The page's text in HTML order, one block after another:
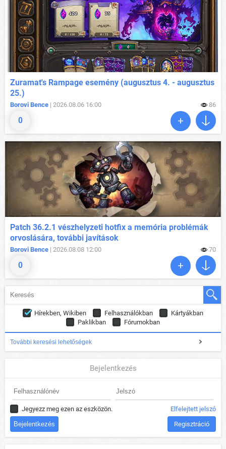
0
Zuramat's Rampage esemény (augusztus 4. - augusztus
25.)
Borovi Bence | 2026.08.06 16:00 86
0
Patch 36.2.1 vészhelyzeti hotfix a memória problémák
orvoslására, további javítások
Borovi Bence | 2026.08.08 12:00 70
Hírekben, Wikiben Felhasználókban
Kártyákban
Paklikban
Fórumokban
További keresési lehetőségek
Bejelentkezés
Jegyezz meg ezen az eszközön. Elfelejtett jelszó
Regisztráció